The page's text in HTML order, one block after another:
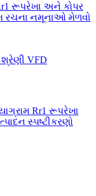
રૂપરેખા અને કોપર
રચના નમૂનાઓ મેળવો
Rr1 રૂપરેખા
સ્પષ્ટીકરણો